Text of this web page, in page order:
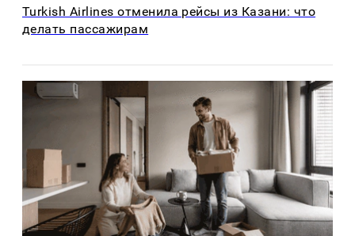
Turkish Airlines отменила рейсы из Казани: что
делать пассажирам